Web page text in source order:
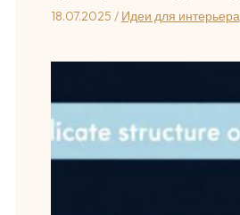
18.07.2025 / Идеи для интерьера